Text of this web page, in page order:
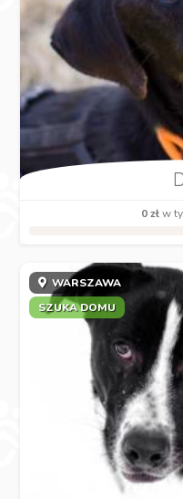
0 złw
WARSZAWA
SZUKA DOMU